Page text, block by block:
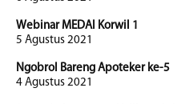
Webinar MEDAI Korwil 1
5 Agustus 2021
Ngobrol Bareng Apoteker ke-5
4 Agustus 2021